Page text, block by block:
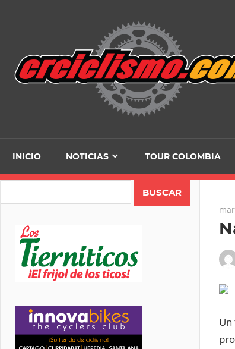
INICIO NOTICIAS TOUR COLOMBIA